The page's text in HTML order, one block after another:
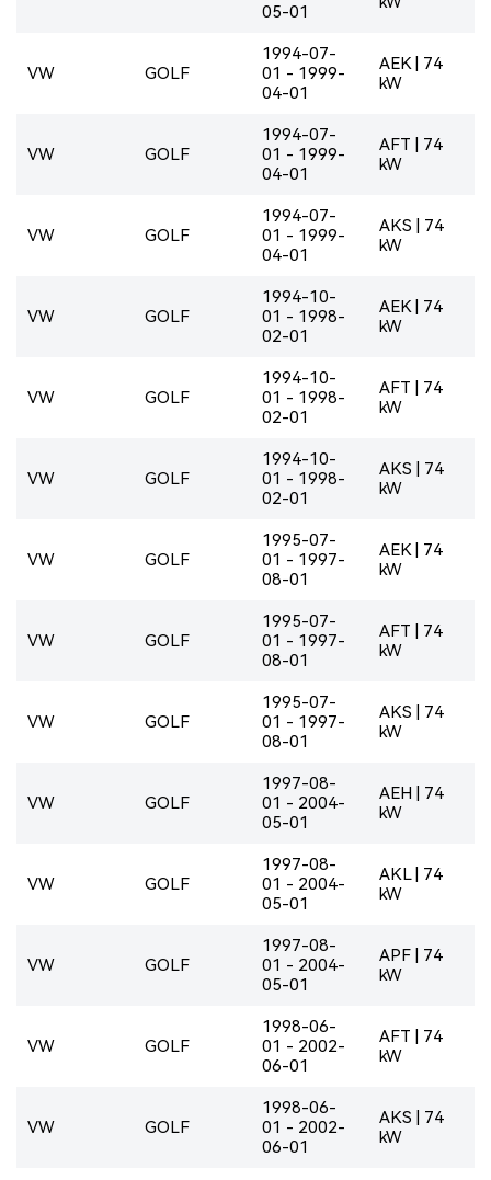
05-01
VW GOLF
1994-07-
01 - 1999-
04-01
AEK | 74
kW
VW GOLF
1994-07-
01 - 1999-
04-01
AFT | 74
kW
VW GOLF
1994-07-
01 - 1999-
04-01
AKS | 74
kW
VW GOLF
1994-10-
01 - 1998-
02-01
AEK | 74
kW
VW GOLF
1994-10-
01 - 1998-
02-01
AFT | 74
kW
VW GOLF
1994-10-
01 - 1998-
02-01
AKS | 74
kW
VW GOLF
1995-07-
01 - 1997-
08-01
AEK | 74
kW
VW GOLF
1995-07-
01 - 1997-
08-01
AFT | 74
kW
VW GOLF
1995-07-
01 - 1997-
08-01
AKS | 74
kW
VW GOLF
1997-08-
01 - 2004-
05-01
AEH | 74
kW
VW GOLF
1997-08-
01 - 2004-
05-01
AKL | 74
kW
VW GOLF
1997-08-
01 - 2004-
05-01
APF | 74
kW
VW GOLF
1998-06-
01 - 2002-
06-01
AFT | 74
kW
VW GOLF
1998-06-
01 - 2002-
06-01
AKS | 74
kW